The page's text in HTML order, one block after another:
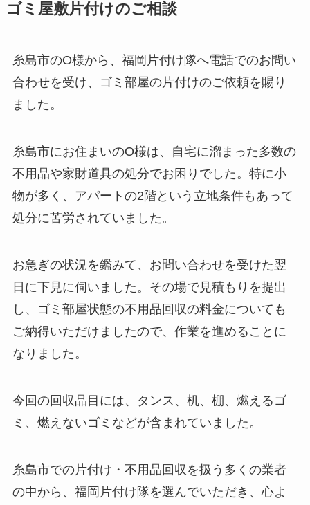
ゴミ屋敷片付けのご相談
糸島市のO様から、福岡片付け隊へ電話でのお問い
合わせを受け、ゴミ部屋の片付けのご依頼を賜り
ました。
糸島市にお住まいのO様は、自宅に溜まった多数の
不用品や家財道具の処分でお困りでした。特に小
物が多く、アパートの2階という立地条件もあって
処分に苦労されていました。
お急ぎの状況を鑑みて、お問い合わせを受けた翌
日に下見に伺いました。その場で見積もりを提出
し、ゴミ部屋状態の不用品回収の料金についても
ご納得いただけましたので、作業を進めることに
なりました。
今回の回収品目には、タンス、机、棚、燃えるゴ
ミ、燃えないゴミなどが含まれていました。
糸島市での片付け・不用品回収を扱う多くの業者
の中から、福岡片付け隊を選んでいただき、心よ